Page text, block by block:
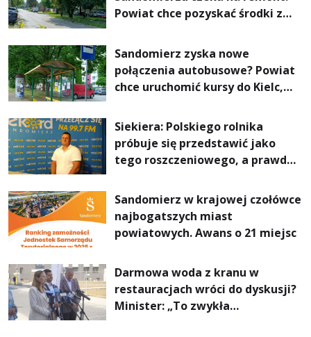
Powiat chce pozyskać środki z
Dróg
Sandomierz zyska nowe
połączenia autobusowe? Powiat
chce uruchomić kursy do Kielc,
Siekiera: Polskiego rolnika
próbuje się przedstawić jako
tego roszczeniowego, a prawda
Sandomierz w krajowej czołówce
najbogatszych miast
powiatowych. Awans o 21 miejsc
Darmowa woda z kranu w
restauracjach wróci do dyskusji?
Minister: „To zwykła